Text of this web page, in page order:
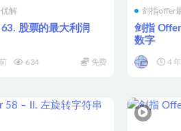
解
股票的最大利润
634 免费
剑指offer
剑指
数字
4